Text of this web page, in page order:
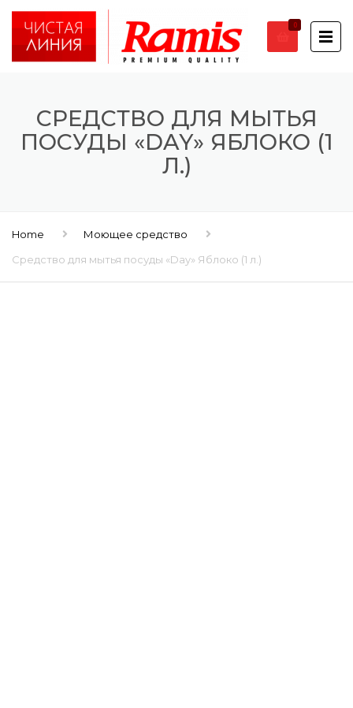
0
СРЕДСТВО ДЛЯ МЫТЬЯ
ПОСУДЫ «DAY» ЯБЛОКО (1
Л.)
Home
Моющее средство
Средство для мытья посуды «Day» Яблоко (1 л.)